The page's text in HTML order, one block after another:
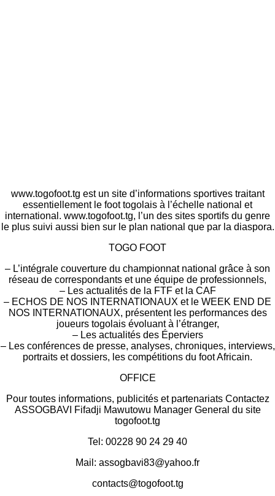
www.togofoot.tg est un site d’informations sportives traitant
essentiellement le foot togolais à l’échelle national et
international. www.togofoot.tg, l’un des sites sportifs du genre
le plus suivi aussi bien sur le plan national que par la diaspora.
TOGO FOOT
– L’intégrale couverture du championnat national grâce à son
réseau de correspondants et une équipe de professionnels,
– Les actualités de la FTF et la CAF
– ECHOS DE NOS INTERNATIONAUX et le WEEK END DE
NOS INTERNATIONAUX, présentent les performances des
joueurs togolais évoluant à l’étranger,
– Les actualités des Éperviers
– Les conférences de presse, analyses, chroniques, interviews,
portraits et dossiers, les compétitions du foot Africain.
OFFICE
Pour toutes informations, publicités et partenariats Contactez
ASSOGBAVI Fifadji Mawutowu Manager General du site
togofoot.tg
Tel: 00228 90 24 29 40
Mail: assogbavi83@yahoo.fr
contacts@togofoot.tg